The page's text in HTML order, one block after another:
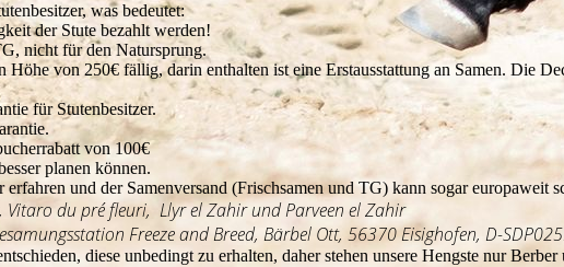
was bedeutet:
der Stute bezahlt werden!
nicht für den Natursprung.
von 250€ fällig, darin enthalten ist eine Erstausstattung an Samen. Die
für Stutenbesitzer.
von 100€
planen können.
und der Samenversand (Frischsamen und TG) kann sogar europaweit
du pré fleuri, Llyr el Zahir und Parveen el Zahir
Freeze and Breed, Bärbel Ott, 56370 Eisighofen, D-
diese unbedingt zu erhalten, daher stehen unsere Hengste nur